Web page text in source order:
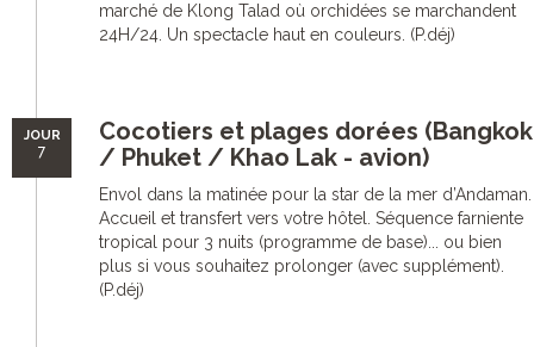
marché de Klong Talad où orchidées se marchandent
24H/24. Un spectacle haut en couleurs. (P.déj)
JOUR
7
Cocotiers et plages dorées (Bangkok
/ Phuket / Khao Lak - avion)
Envol dans la matinée pour la star de la mer d’Andaman.
Accueil et transfert vers votre hôtel. Séquence farniente
tropical pour 3 nuits (programme de base)... ou bien
plus si vous souhaitez prolonger (avec supplément).
(P.déj)